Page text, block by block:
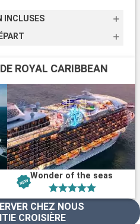
INCLUSES
ROYAL CARIBBEAN
Wonder of the seas
CHEZ NOUS
CROISIÈRE